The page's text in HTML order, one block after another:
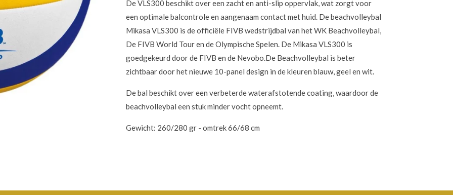
De VLS300 beschikt over een zacht en anti-slip oppervlak, wat zorgt voor
een optimale balcontrole en aangenaam contact met huid. De beachvolleybal
Mikasa VLS300 is de officiële FIVB wedstrijdbal van het WK Beachvolleybal,
De FIVB World Tour en de Olympische Spelen. De Mikasa VLS300 is
goedgekeurd door de FIVB en de Nevobo.De Beachvolleybal is beter
zichtbaar door het nieuwe 10-panel design in de kleuren blauw, geel en wit.
De bal beschikt over een verbeterde waterafstotende coating, waardoor de
beachvolleybal een stuk minder vocht opneemt.
Gewicht: 260/280 gr - omtrek 66/68 cm